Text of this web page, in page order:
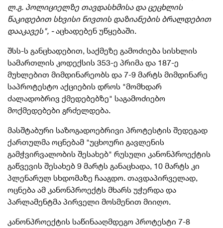
ლ.გ. პოლიციელზე თავდასხმისა და ცეცხლის
წაკიდებით სხვისი ნივთის დაზიანების ბრალდებით
დააკავეს", -აცხადებენ უწყებაში.
შსს-ს განცხადებით, საქმეზე გამოძიება სისხლის
სამართლის კოდექსის 353-ე პრიმა და 187-ე
მუხლებით მიმდინარეობს და 7-9 მარტს მიმდინარე
საპროტესტო აქციების დროს "მომხდარ
ძალადობრივ ქმედებებზე" საგამოძიებო
მოქმედებები გრძელდება.
მასშტაბური საზოგადოებრივი პროტესტის შედეგად
ქართულმა ოცნებამ "უცხოური გავლენის
გამჭვირვალობის შესახებ" რუსული კანონპროექტის
გაწვევის შესახებ 9 მარტს განაცხადა, 10 მარტს კი
პლენარულ სხდომაზე ჩააგდო. თავდაპირველად,
ოცნება ამ კანონპროექტს მხარს უჭერდა და
პარლამენტმა პირველი მოსმენით მიიღო.
კანონპროექტის საწინააღმდეგო პროტესტი 7-8